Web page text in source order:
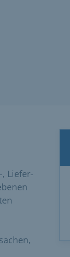
Liefer-